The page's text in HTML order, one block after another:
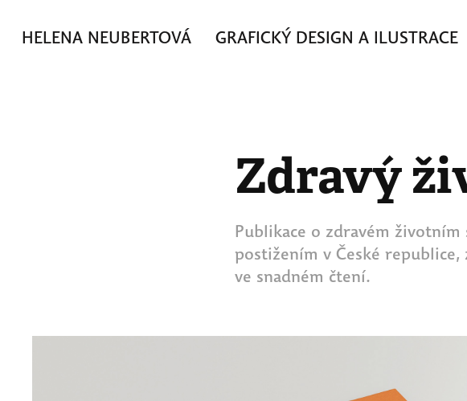
HELENA NEUBERTOVÁ     GRAFICKÝ DESIGN A ILUSTRACE
Zdravý
Publikace o zdravém
postižením v České
ve snadném čtení.